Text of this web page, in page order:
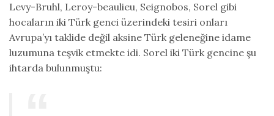
Levy-Bruhl, Leroy-beaulieu, Seignobos, Sorel gibi
hocaların iki Türk genci üzerindeki tesiri onları
Avrupa’yı taklide değil aksine Türk geleneğine idame
luzumuna teşvik etmekte idi. Sorel iki Türk gencine şu
ihtarda bulunmuştu: